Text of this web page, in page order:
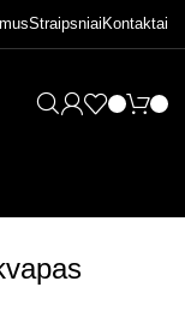
Straipsniai Kontaktai